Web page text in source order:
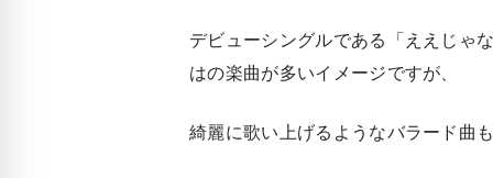
デビューシングルである「ええじゃ
はの楽曲が多いイメージですが、
綺麗に歌い上げるようなバラード曲